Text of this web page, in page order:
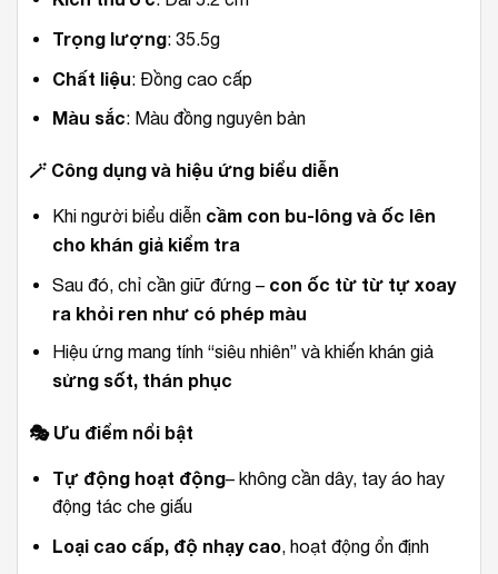
Trọng lượng: 35.5g
Chất liệu: Đồng cao cấp
Màu sắc: Màu đồng nguyên bản
🪄 Công dụng và hiệu ứng biểu diễn
Khi người biểu diễn cầm con bu-lông và ốc lên
cho khán giả kiểm tra
Sau đó, chỉ cần giữ đứng – con ốc từ từ tự xoay
ra khỏi ren như có phép màu
Hiệu ứng mang tính “siêu nhiên” và khiến khán giả
sửng sốt, thán phục
🎭Ưu điểm nổi bật
Tự động hoạt động– không cần dây, tay áo hay
động tác che giấu
Loại cao cấp, độ nhạy cao, hoạt động ổn định